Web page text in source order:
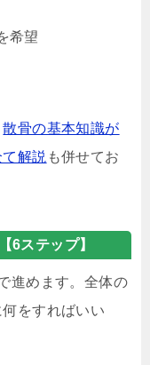
希望
散骨の基本知識が
解説 も併せてお
6ステップ】
進めます。全体の
をすればいい